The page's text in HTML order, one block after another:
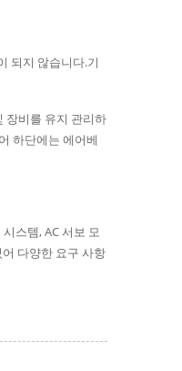
되지 않습니다.기
장비를 유지 관리하
하단에는 에어베
스템, AC 서보 모
다양한 요구 사항